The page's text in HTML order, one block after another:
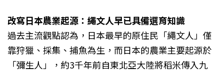
改寫日本農業起源：繩文人早已具備選育知識
過去主流觀點認為，日本最早的原住民「繩文人」僅
靠狩獵、採集、捕魚為生，而日本的農業主要起源於
「彌生人」，約3千年前自東北亞大陸將稻米傳入九